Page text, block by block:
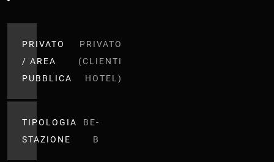
PRIVATO
/ AREA
PUBBLICA
PRIVATO
(CLIENTI
HOTEL)
TIPOLOGIA
STAZIONE
BE-
B